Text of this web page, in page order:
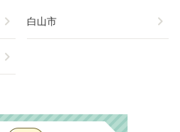
chevron_right 白山市 chevron_right
chevron_right